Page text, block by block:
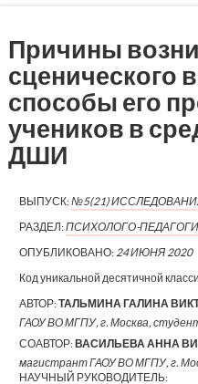
Причины
сценического
способы его
учеников в
ДШИ
ВЫПУСК:№5(21)
РАЗДЕЛ:ПСИХОЛОГО-
ОПУБЛИКОВАНО: 24 ИЮНЯ 2020
Код уникальной десятичной
АВТОР:ТАЛЬМИНА ГАЛИНА
ГАОУ ВО МГПУ, г. Москва,
СОАВТОР:ВАСИЛЬЕВА АННА
магистрант ГАОУ ВО МГПУ, г.
НАУЧНЫЙ РУКОВОДИТЕЛЬ: